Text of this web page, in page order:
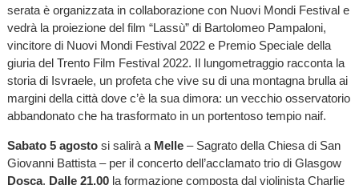
serata è organizzata in collaborazione con Nuovi Mondi Festival e
vedrà la proiezione del film “Lassù” di Bartolomeo Pampaloni,
vincitore di Nuovi Mondi Festival 2022 e Premio Speciale della
giuria del Trento Film Festival 2022. Il lungometraggio racconta la
storia di Isvraele, un profeta che vive su di una montagna brulla ai
margini della città dove c’è la sua dimora: un vecchio osservatorio
abbandonato che ha trasformato in un portentoso tempio naif.
Sabato 5 agosto si salirà a Melle – Sagrato della Chiesa di San
Giovanni Battista – per il concerto dell’acclamato trio di Glasgow
Dosca. Dalle 21.00 la formazione composta dal violinista Charlie